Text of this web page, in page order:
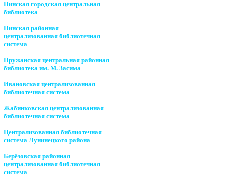
Пинская городская центральная
библиотека
Пинская районная
централизованная библиотечная
система
Пружанская центральная районная
библиотека им. М. Засима
Ивановская централизованная
библиотечная система
Жабинковская централизованная
библиотечная система
Централизованная библиотечная
система Лунинецкого района
Берёзовская районная
централизованная библиотечная
система